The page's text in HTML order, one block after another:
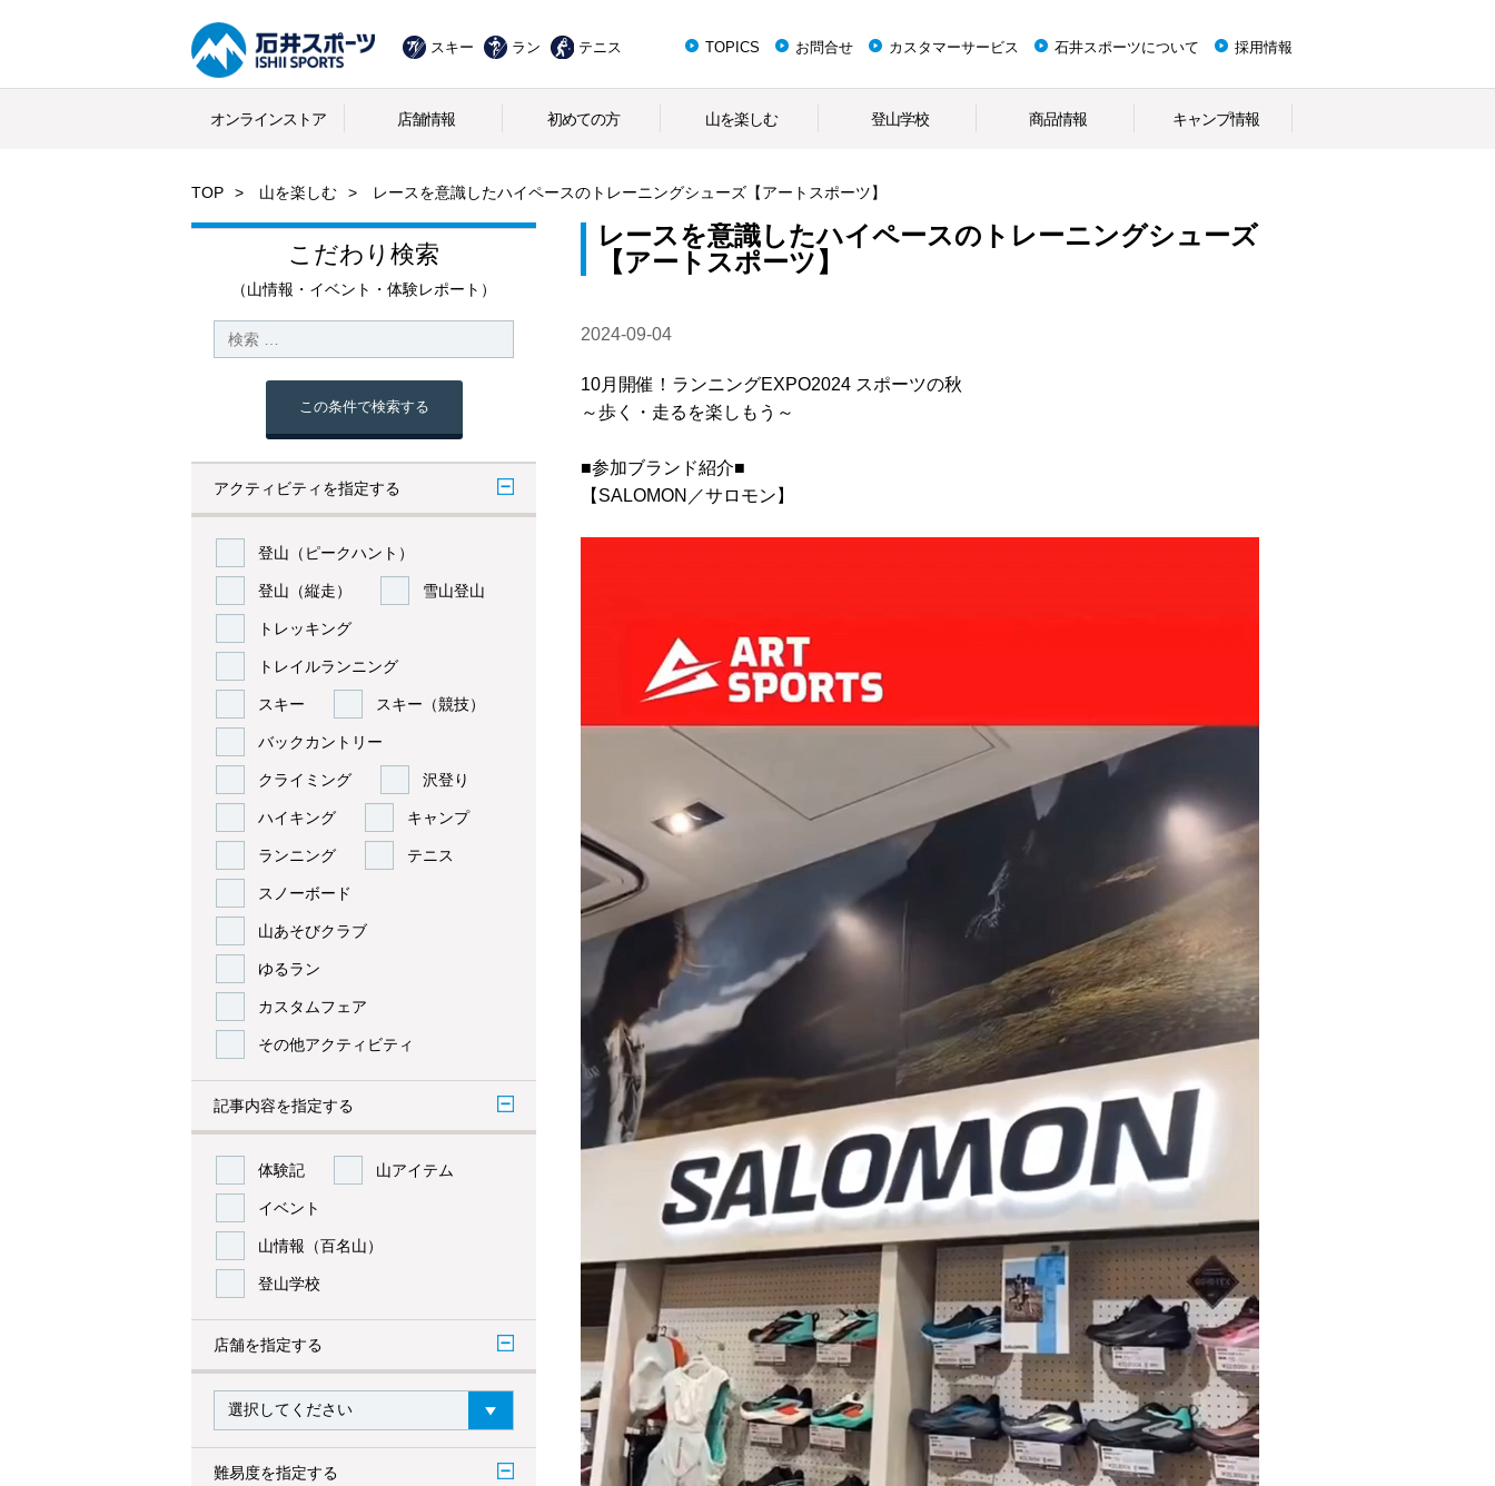
スキー ラン テニス TOPICS お問合せ カスタマーサービス 石井スポーツについて 採用情報
オンラインストア 店舗情報 初めての方 山を楽しむ 登山学校 商品情報 キャンプ情報
TOP 山を楽しむ レースを意識したハイペースのトレーニングシューズ【アートスポーツ】
こだわり検索
（山情報・イベント・体験レポート）
この条件で検索する
アクティビティを指定する
登山（ピークハント）
登山（縦走） 雪山登山
トレッキング
トレイルランニング
スキー スキー（競技）
バックカントリー
クライミング 沢登り
ハイキング キャンプ
ランニング テニス
スノーボード
山あそびクラブ
ゆるラン
カスタムフェア
その他アクティビティ
記事内容を指定する
体験記 山アイテム
イベント
山情報（百名山）
登山学校
店舗を指定する
難易度を指定する
レースを意識したハイペースのトレーニングシューズ
【アートスポーツ】
2024-09-04
10月開催！ランニングEXPO2024 スポーツの秋
～歩く・走るを楽しもう～
■参加ブランド紹介■
【SALOMON／サロモン】